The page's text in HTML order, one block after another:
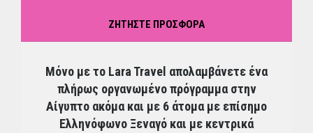
ΖΗΤΗΣΤΕ ΠΡΟΣΦΟΡΑ
Μόνο με το Lara Travel απολαμβάνετε ένα
πλήρως οργανωμένο πρόγραμμα στην
Αίγυπτο ακόμα και με 6 άτομα με επίσημο
Ελληνόφωνο Ξεναγό και με κεντρικά